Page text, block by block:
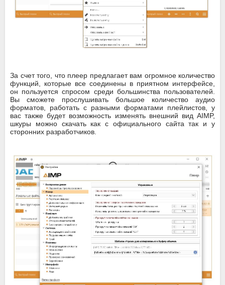
За счет того, что плеер предлагает вам огромное количество
функций, которые все соединены в приятном интерфейсе,
он пользуется спросом среди большинства пользователей.
Вы сможете прослушивать большое количество аудио
форматов, работать с разными форматами плейлистов, у
вас также будет возможность изменять внешний вид AIMP,
шкуры можно скачать как с официального сайта так и у
сторонних разработчиков.